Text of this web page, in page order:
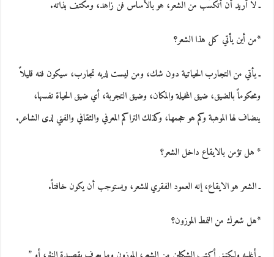
ـ لا أريد أن أتكسّب من الشعر، هو بالأساس فن زاهد، ومكتف بذاته.
*من أين يأتي كل هذا الشعر؟
ـ يأتي من التجارب الحياتية دون شك، ومن ليست لديه تجارب، سيكون فنه قليلاً
ومحكوماً بالضيق، ضيق المخيلة والمكان، وضيق التجربة، أي ضيق الحياة نفسها،
ينضاف لها الموهبة وكم هو حجمها، وكذلك التراكم المعرفي والثقافي والفني لدى الشاعر.
* هل تؤمن بالايقاع داخل الشعر؟
ـ الشعر هو الايقاع، إنه العمود الفقري للشعر، ويستوجب أن يكون خافتاً.
*هل شعرك من النمط الموزون؟